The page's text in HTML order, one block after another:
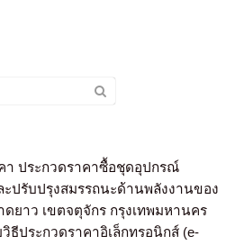
า ประกวดราคาซื้อชุดอุปกรณ์
ะปรับปรุงสมรรถนะด้านพลังงานของ
ยาว เขตจตุจักร กรุงเทพมหานคร
ธีประกวดราคาอิเล็กทรอนิกส์ (e-